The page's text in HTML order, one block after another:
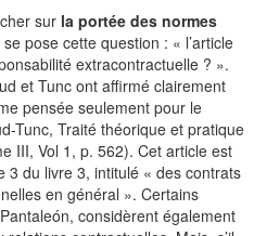
sur la portée des normes
pose cette question : « l’article
extracontractuelle ? ».
et Tunc ont affirmé clairement
pensée seulement pour le
Tunc, Traité théorique et pratique
III, Vol 1, p. 562). Cet article est
3 du livre 3, intitulé « des contrats
en général ». Certains
considèrent également